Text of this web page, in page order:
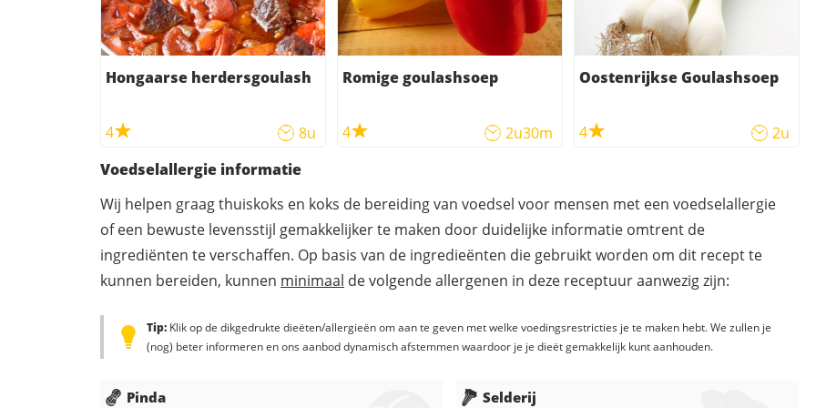
Hongaarse herdersgoulash
4 8u
Romige goulashsoep
4 2u30m
Oostenrijkse Goulashsoep
4
2u
Voedselallergie informatie
Wij helpen graag thuiskoks en koks de bereiding van voedsel voor mensen met een voedselallergie
of een bewuste levensstijl gemakkelijker te maken door duidelijke informatie omtrent de
ingrediënten te verschaffen. Op basis van de ingredieënten die gebruikt worden om dit recept te
kunnen bereiden, kunnen minimaal de volgende allergenen in deze receptuur aanwezig zijn:
Tip: Klik op de dikgedrukte dieëten/allergieën om aan te geven met welke voedingsrestricties je te maken hebt. We zullen je
(nog) beter informeren en ons aanbod dynamisch afstemmen waardoor je je dieët gemakkelijk kunt aanhouden.
Pinda Selderij